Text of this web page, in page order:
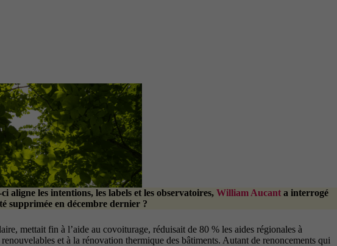
aligne les intentions, les labels et les observatoires, William Aucant a interrogé
supprimée en décembre dernier ?
mettait fin à l’aide au covoiturage, réduisait de 80 % les aides régionales à
et à la rénovation thermique des bâtiments. Autant de renoncements qui